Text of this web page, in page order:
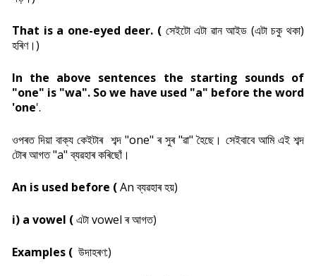
That is a one-eyed deer. ( সেইটো এটা ৱান আইড (এটা চকু থকা)
হৰিণ।)
In the above sentences the starting sounds of
"one" is "wa". So we have used "a" before the word
'one'.
ওপৰত দিয়া বাক্য কেইটাৰ শব্দ "one" ৰ সুৰ "ৱা" হৈছে। সেইবাবে আমি এই শব্দ
টোৰ আগত "a" ব্যৱহাৰ কৰিছোঁ।
An is used before (An ব্যৱহাৰ হয়)
i) a vowel (এটা vowel ৰ আগত)
Examples ( উদাহৰণ:)